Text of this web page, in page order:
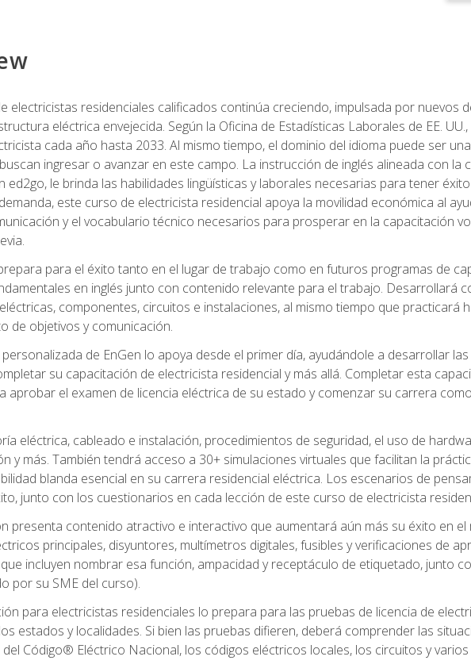
electricistas residenciales calificados continúa creciendo, impulsada por nuevos
eléctrica envejecida. Según la Oficina de Estadísticas Laborales de EE.
cada año hasta 2033. Al mismo tiempo, el dominio del idioma puede ser
ingresar o avanzar en este campo. La instrucción de inglés alineada con la
ed2go, le brinda las habilidades lingüísticas y laborales necesarias para tener
este curso de electricista residencial apoya la movilidad económica al
y el vocabulario técnico necesarios para prosperar en la capacitación
para el éxito tanto en el lugar de trabajo como en futuros programas de
en inglés junto con contenido relevante para el trabajo. Desarrollará
componentes, circuitos e instalaciones, al mismo tiempo que practicará
de objetivos y comunicación.
de EnGen lo apoya desde el primer día, ayudándole a desarrollar
su capacitación de electricista residencial y más allá. Completar esta
aprobar el examen de licencia eléctrica de su estado y comenzar su carrera
eléctrica, cableado e instalación, procedimientos de seguridad, el uso de
y más. También tendrá acceso a 30+ simulaciones virtuales que facilitan la
blanda esencial en su carrera residencial eléctrica. Los escenarios de
junto con los cuestionarios en cada lección de este curso de electricista
presenta contenido atractivo e interactivo que aumentará aún más su éxito en
principales, disyuntores, multímetros digitales, fusibles y verificaciones de
incluyen nombrar esa función, ampacidad y receptáculo de etiquetado, junto
por su SME del curso).
para electricistas residenciales lo prepara para las pruebas de licencia de
estados y localidades. Si bien las pruebas difieren, deberá comprender las
Código® Eléctrico Nacional, los códigos eléctricos locales, los circuitos y